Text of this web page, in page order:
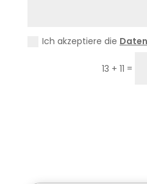
Ich akzeptiere die
13 + 11 =